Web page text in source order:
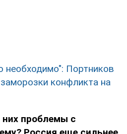
необходимо": Портников
конфликта на
них проблемы с